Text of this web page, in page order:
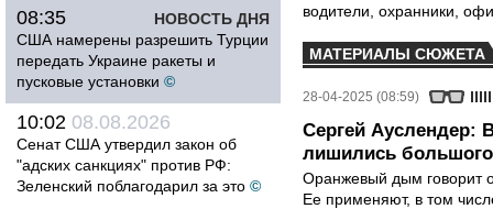
НОВОСТЬ ДНЯ
08:35
США намерены разрешить Турции
передать Украине ракеты и
пусковые установки ©
10:02 08.08.2026
Сенат США утвердил закон об
"адских санкциях" против РФ:
Зеленский поблагодарил за это ©
водители, охранники,
МАТЕРИАЛЫ СЮЖЕТА
28-04-2025 (08:59)
Сергей Ауслендер:
лишились большого
Оранжевый дым говорит
Ее применяют, в том